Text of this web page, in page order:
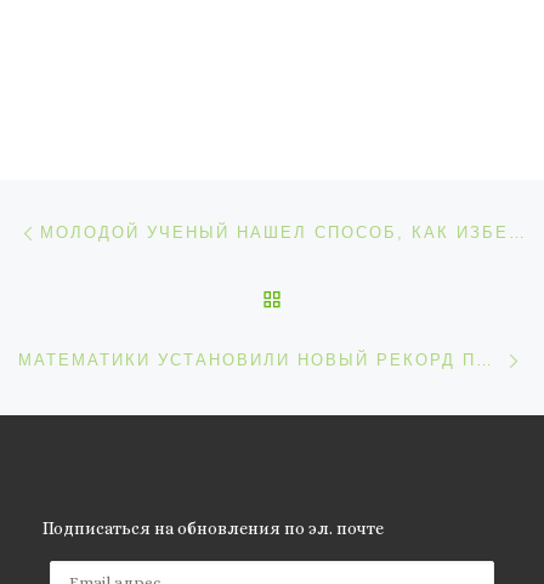
Навигация по записям
МОЛОДОЙ УЧЕНЫЙ НАШЕЛ СПОСОБ, КАК ИЗБЕЖАТЬ АВАРИЙ САМОЛЕТОВ НА ВЗЛЕТНО-ПОСАДОЧНОЙ ПОЛОСЕ
МАТЕМАТИКИ УСТАНОВИЛИ НОВЫЙ РЕКОРД ПО ВЫЧИСЛЕНИЮ ЧИСЛА «ПИ»
Подписаться на обновления по эл. почте